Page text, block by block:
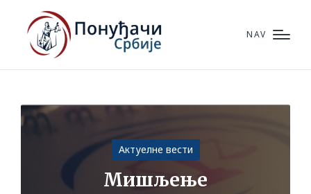
NAV
Posted
in
Актуелне вести
Мишљење